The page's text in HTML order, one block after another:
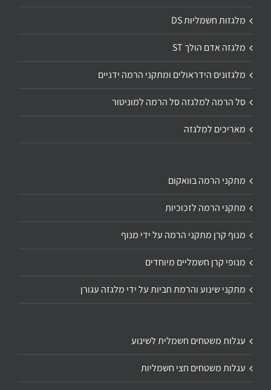
מלגזות חשמליות DS
מלגזה אדם הולך ST
מלגזונים הידראולים ומתקני הרמה ידניים
סל הרמה למלגזה סל הרמה למוניטור
מאריכים למלגזה
מתקני הרמה בוואקום
מתקני הרמה לזכוכיות
מנוף קרן מתקני הרמה על ידי מנוף
מנופי קרן חשמליים מיוחדים
מתקני שינוע והרמת חביות על ידי מלגזה עגורן
עגלות משטחים חשמלית לשינוע
עגלות משטחים חצי חשמליות